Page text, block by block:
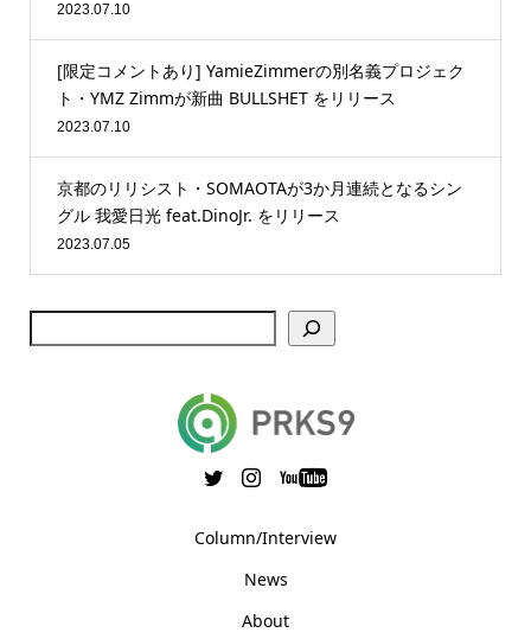
2023.07.10
[限定コメントあり] YamieZimmerの別名義プロジェク
ト・YMZ Zimmが新曲 BULLSHET をリリース
2023.07.10
京都のリリシスト・SOMAOTAが3か月連続となるシン
グル 我愛日光 feat.DinoJr. をリリース
2023.07.05
Column/Interview
News
About